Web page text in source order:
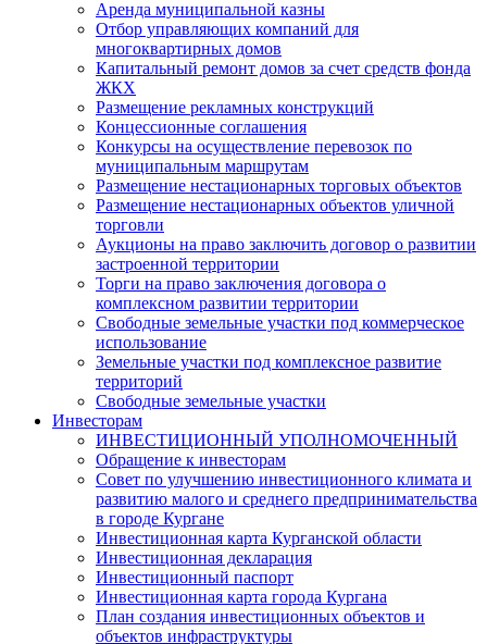
Аренда муниципальной казны
Отбор управляющих компаний для
многоквартирных домов
Капитальный ремонт домов за счет средств фонда
ЖКХ
Размещение рекламных конструкций
Концессионные соглашения
Конкурсы на осуществление перевозок по
муниципальным маршрутам
Размещение нестационарных торговых объектов
Размещение нестационарных объектов уличной
торговли
Аукционы на право заключить договор о развитии
застроенной территории
Торги на право заключения договора о
комплексном развитии территории
Свободные земельные участки под коммерческое
использование
Земельные участки под комплексное развитие
территорий
Свободные земельные участки
Инвесторам
ИНВЕСТИЦИОННЫЙ УПОЛНОМОЧЕННЫЙ
Обращение к инвесторам
Совет по улучшению инвестиционного климата и
развитию малого и среднего предпринимательства
в городе Кургане
Инвестиционная карта Курганской области
Инвестиционная декларация
Инвестиционный паспорт
Инвестиционная карта города Кургана
План создания инвестиционных объектов и
объектов инфраструктуры